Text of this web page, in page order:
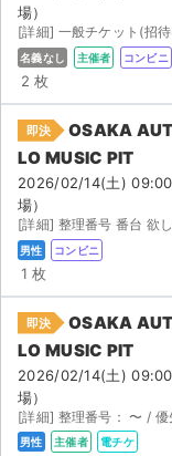
場）
名義なし 主催者 コンビニ
2 枚
即決
OSAKA
LO MUSIC PIT
2026/02/14(土) 09:00
場）
男性 コンビニ
1 枚
即決
OSAKA
LO MUSIC PIT
2026/02/14(土) 09:00
場）
[詳細] 整理番号： 〜 /
男性 主催者 電チケ